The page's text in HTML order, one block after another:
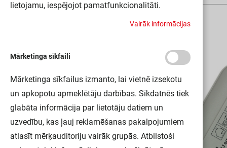
DALI MAGIC/220-240V DIM VS1 OSRAM
lietojamu, iespējojot pamatfunkcionalitāti.
Vairāk informācijas
Mārketinga sīkfaili
Mārketinga sīkfailus izmanto, lai vietnē izsekotu
un apkopotu apmeklētāju darbības. Sīkdatnēs tiek
glabāta informācija par lietotāju datiem un
uzvedību, kas ļauj reklamēšanas pakalpojumiem
atlasīt mērķauditoriju vairāk grupās. Atbilstoši